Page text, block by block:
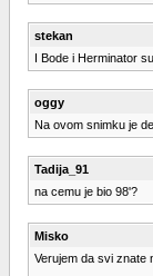
stekan
I Bode i Herminator
oggy
Na ovom snimku je
Tadija_91
na cemu je bio 98'?
Misko
Verujem da svi znate